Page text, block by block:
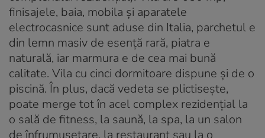
finisajele, baia, mobila şi aparatele
electrocasnice sunt aduse din Italia, parchetul e
din lemn masiv de esenţă rară, piatra e
naturală, iar marmura e de cea mai bună
calitate. Vila cu cinci dormitoare dispune şi de o
piscină. În plus, dacă vedeta se plictiseşte,
poate merge tot în acel complex rezidenţial la
o sală de fitness, la saună, la spa, la un salon
de înfrumuseţare, la restaurant sau la o